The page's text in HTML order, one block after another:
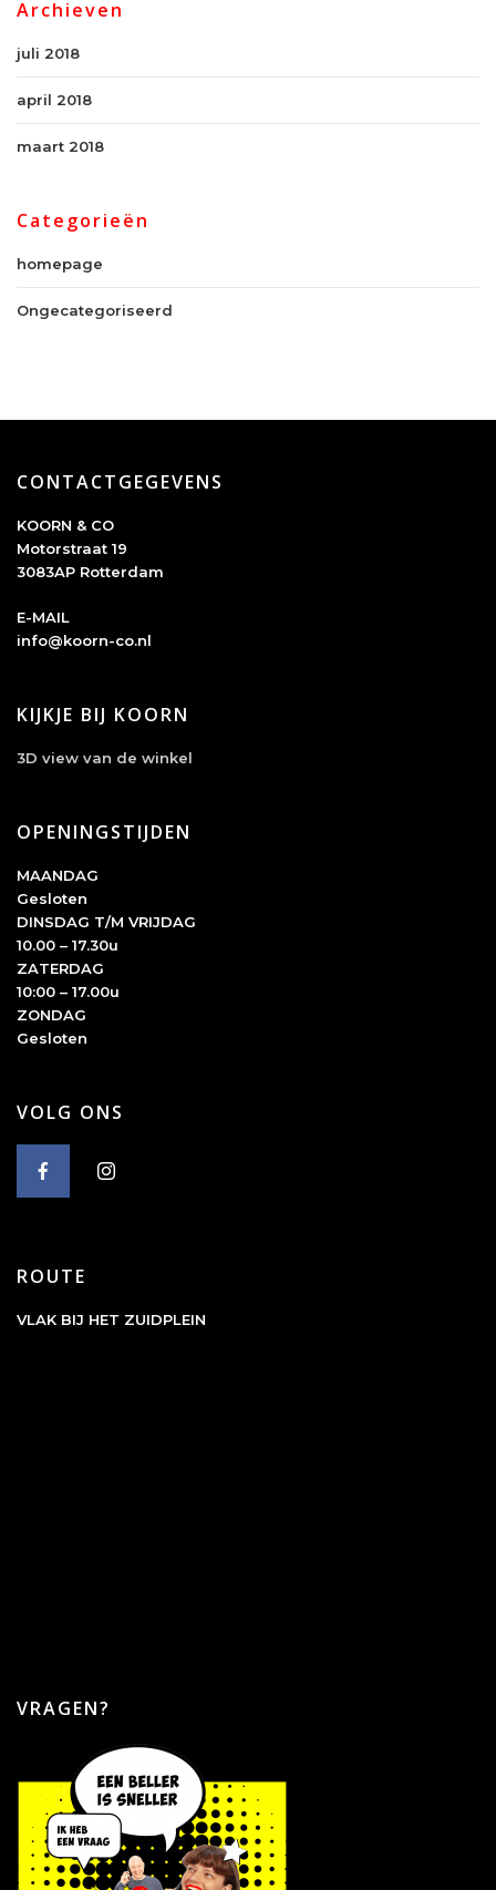
Archieven
juli 2018
april 2018
maart 2018
Categorieën
homepage
Ongecategoriseerd
CONTACTGEGEVENS
KOORN & CO
Motorstraat 19
3083AP Rotterdam
E-MAIL
info@koorn-co.nl
KIJKJE BIJ KOORN
3D view van de winkel
OPENINGSTIJDEN
MAANDAG
Gesloten
DINSDAG T/M VRIJDAG
10.00 – 17.30u
ZATERDAG
10:00 – 17.00u
ZONDAG
Gesloten
VOLG ONS
ROUTE
VLAK BIJ HET ZUIDPLEIN
VRAGEN?